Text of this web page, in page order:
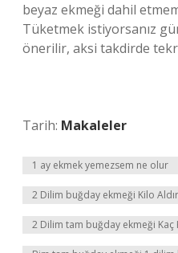
beyaz ekmeği dahil
Tüketmek istiyorsanız
önerilir, aksi takdirde
Tarih: Makaleler
1 ay ekmek yemezsem ne olur
2 Dilim buğday ekmeği Kilo
2 Dilim tam buğday ekmeği